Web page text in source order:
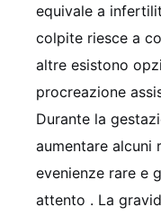
equivale a
colpite riesce a
altre esistono
procreazione
Durante la
aumentare alcuni
evenienze rare e
attento . La